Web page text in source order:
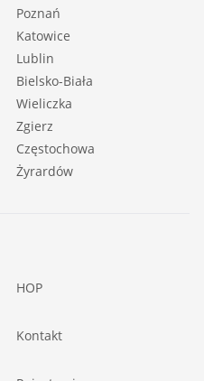
Poznań
Katowice
Lublin
Bielsko-Biała
Wieliczka
Zgierz
Częstochowa
Żyrardów
HOP
Kontakt